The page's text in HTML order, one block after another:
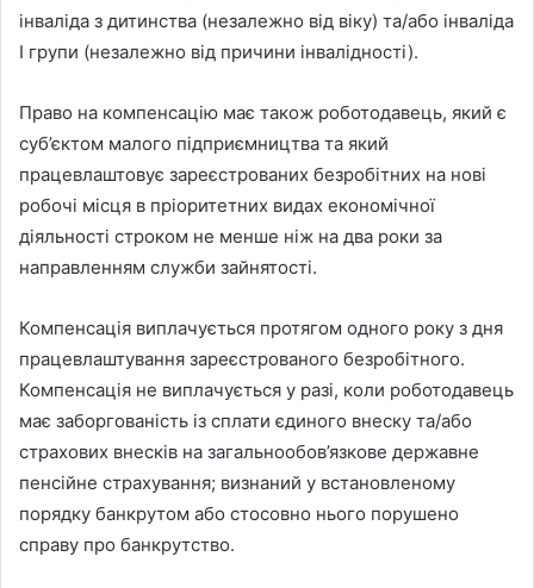
інваліда з дитинства (незалежно від віку) та/або інваліда
I групи (незалежно від причини інвалідності).
Право на компенсацію має також роботодавець, який є
суб’єктом малого підприємництва та який
працевлаштовує зареєстрованих безробітних на нові
робочі місця в пріоритетних видах економічної
діяльності строком не менше ніж на два роки за
направленням служби зайнятості.
Компенсація виплачується протягом одного року з дня
працевлаштування зареєстрованого безробітного.
Компенсація не виплачується у разі, коли роботодавець
має заборгованість із сплати єдиного внеску та/або
страхових внесків на загальнообов’язкове державне
пенсійне страхування; визнаний у встановленому
порядку банкрутом або стосовно нього порушено
справу про банкрутство.